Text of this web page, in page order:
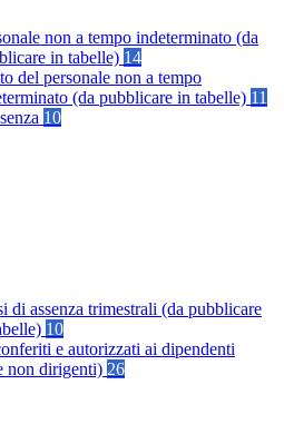
non a tempo indeterminato (da
in tabelle) 14
del personale non a tempo
(da pubblicare in tabelle) 11
10
di assenza trimestrali (da pubblicare
10
e autorizzati ai dipendenti
non dirigenti) 26